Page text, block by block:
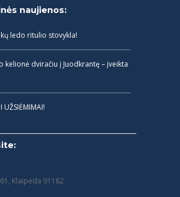
naujienos:
ledo ritulio stovykla!
kelionė dviračiu į Juodkrantę – įveikta
UŽSIĖMIMAI!
Klaipėda 91182